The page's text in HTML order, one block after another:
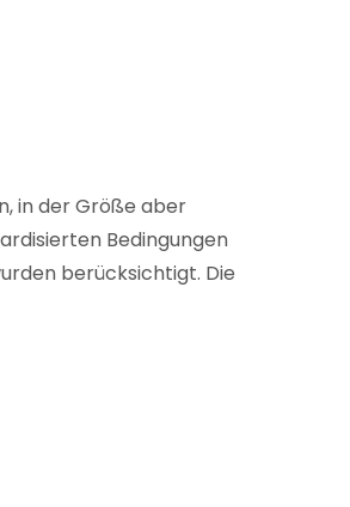
in der Größe aber
Bedingungen
berücksichtigt. Die